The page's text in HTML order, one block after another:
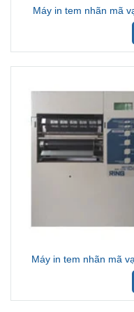
Máy in tem nhãn mã